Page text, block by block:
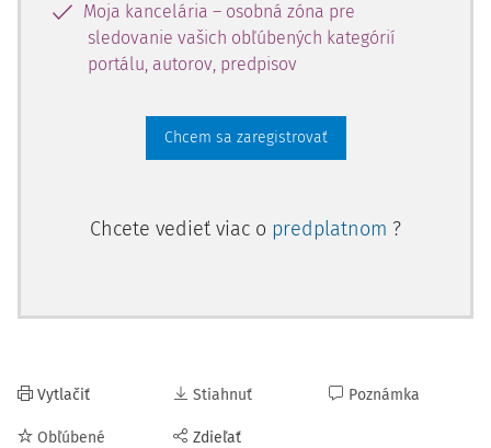
Moja kancelária – osobná zóna pre
sledovanie vašich obľúbených kategórií
portálu, autorov, predpisov
Chcem sa zaregistrovať
Chcete vedieť viac o predplatnom ?
Vytlačiť
Obľúbené
Stiahnuť
Zdieľať
Poznámka